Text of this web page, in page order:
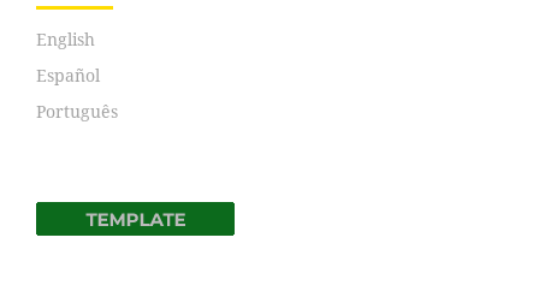
English
Español
Português